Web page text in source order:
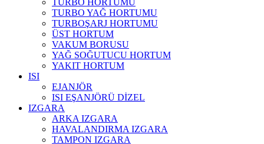
TURBO HORTUMU
TURBO YAĞ HORTUMU
TURBOŞARJ HORTUMU
ÜST HORTUM
VAKUM BORUSU
YAĞ SOĞUTUCU HORTUM
YAKIT HORTUM
ISI
EJANJÖR
ISI EŞANJÖRÜ DİZEL
IZGARA
ARKA IZGARA
HAVALANDIRMA IZGARA
TAMPON IZGARA